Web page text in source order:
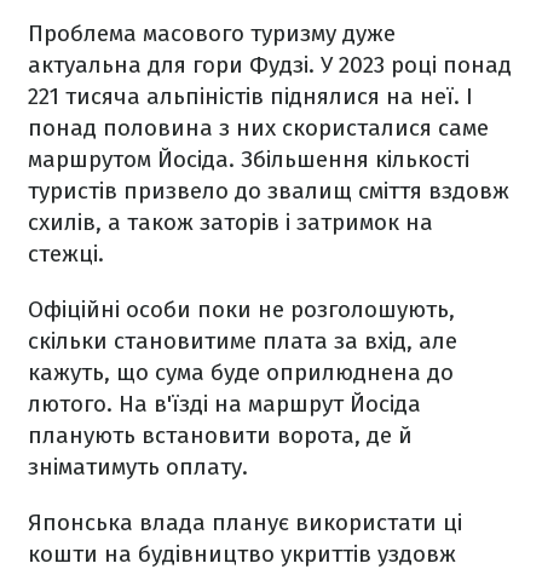
Проблема масового туризму дуже
актуальна для гори Фудзі. У 2023 році понад
221 тисяча альпіністів піднялися на неї. І
понад половина з них скористалися саме
маршрутом Йосіда. Збільшення кількості
туристів призвело до звалищ сміття вздовж
схилів, а також заторів і затримок на
стежці.
Офіційні особи поки не розголошують,
скільки становитиме плата за вхід, але
кажуть, що сума буде оприлюднена до
лютого. На в'їзді на маршрут Йосіда
планують встановити ворота, де й
зніматимуть оплату.
Японська влада планує використати ці
кошти на будівництво укриттів уздовж